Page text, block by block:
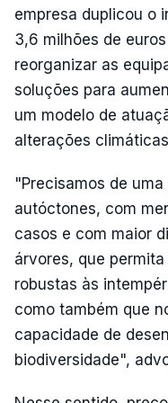
empresa duplicou o
3,6 milhões de
reorganizar as
soluções para
um modelo de
alterações
"Precisamos de
autóctones, com
casos e com maior
árvores, que
robustas às
como também que
capacidade de
biodiversidade",